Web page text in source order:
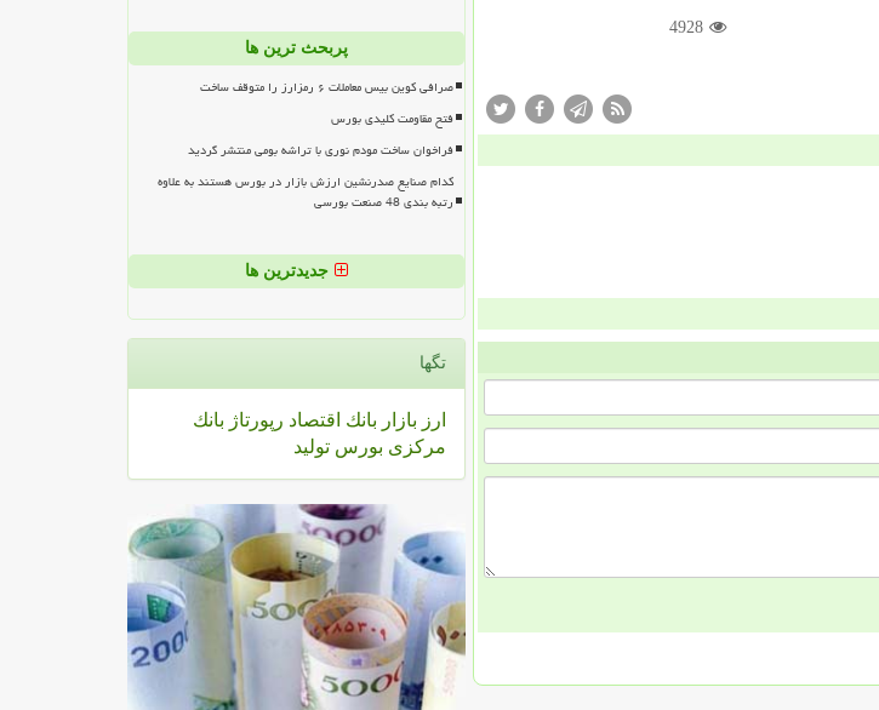
4928
پربحث ترین ها
صرافی کوین بیس معاملات ۶ رمزارز را متوقف ساخت
فتح مقاومت کلیدی بورس
فراخوان ساخت مودم نوری با تراشه بومی منتشر گردید
کدام صنایع صدرنشین ارزش بازار در بورس هستند به علاوه
رتبه بندی 48 صنعت بورسی
جدیدترین ها
تگها
ارز بازار بانك اقتصاد رپورتاژ بانك
مركزی بورس تولید